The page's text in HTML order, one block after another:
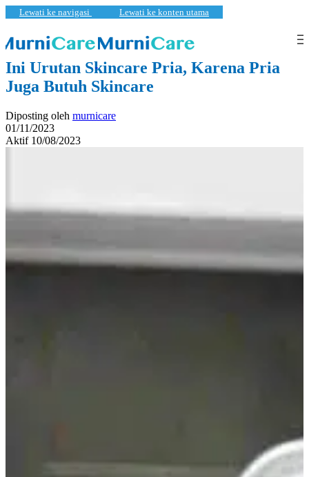
Lewati ke navigasi Lewati ke konten utama
Kecantikan,Pembaruan
Ini Urutan Skincare Pria, Karena Pria
Juga Butuh Skincare
Diposting oleh murnicare
01/11/2023
Aktif 10/08/2023